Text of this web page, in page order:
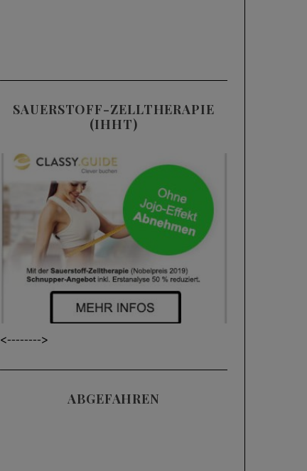
SAUERSTOFF-ZELLTHERAPIE
(IHHT)
<-------->
ABGEFAHREN